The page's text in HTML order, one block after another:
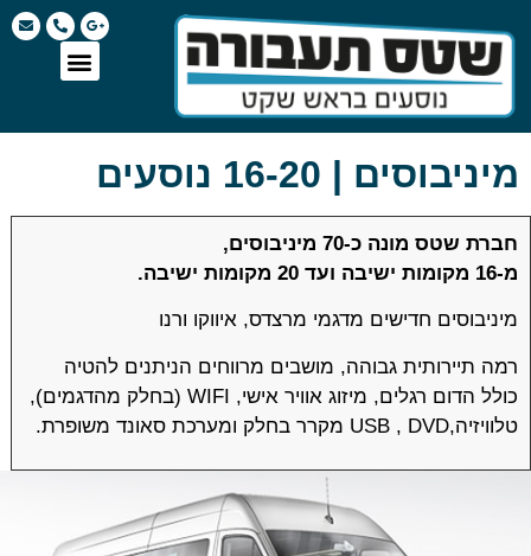
מיניבוסים | 16-20 נוסעים
חברת שטס מונה כ-70 מיניבוסים,
מ-16 מקומות ישיבה ועד 20 מקומות ישיבה.
מיניבוסים חדישים מדגמי מרצדס, איווקו ורנו
רמה תיירותית גבוהה, מושבים מרווחים הניתנים להטיה
כולל הדום רגלים, מיזוג אוויר אישי, WIFI (בחלק מהדגמים),
טלוויזיה,USB , DVD מקרר בחלק ומערכת סאונד משופרת.